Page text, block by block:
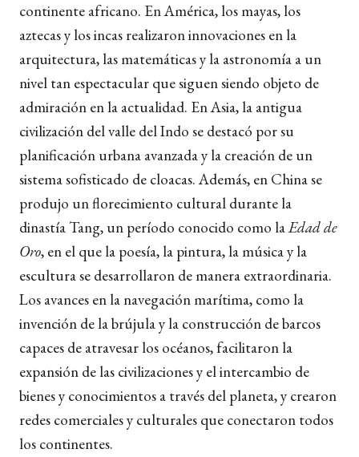
continente africano. En América, los mayas, los
aztecas y los incas realizaron innovaciones en la
arquitectura, las matemáticas y la astronomía a un
nivel tan espectacular que siguen siendo objeto de
admiración en la actualidad. En Asia, la antigua
civilización del valle del Indo se destacó por su
planificación urbana avanzada y la creación de un
sistema sofisticado de cloacas. Además, en China se
produjo un florecimiento cultural durante la
dinastía Tang, un período conocido como laEdad de
Oro, en el que la poesía, la pintura, la música y la
escultura se desarrollaron de manera extraordinaria.
Los avances en la navegación marítima, como la
invención de la brújula y la construcción de barcos
capaces de atravesar los océanos, facilitaron la
expansión de las civilizaciones y el intercambio de
bienes y conocimientos a través del planeta, y crearon
redes comerciales y culturales que conectaron todos
los continentes.